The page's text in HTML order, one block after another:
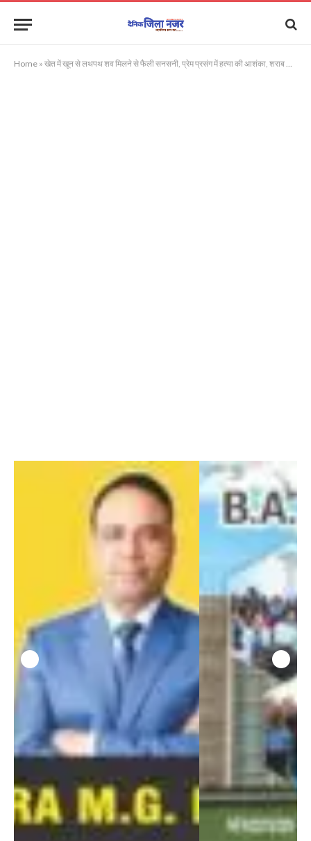
Home » खेत में खून से लथपथ शव मिलने से फैली सनसनी, प्रेम प्रसंग में हत्या की आशंका, शराब पार्टी के बाद की वारदात